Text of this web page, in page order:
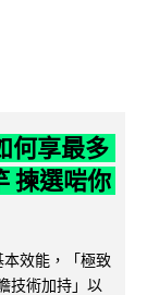
何享最多
揀選啱你
效能，「極致
技術加持」以